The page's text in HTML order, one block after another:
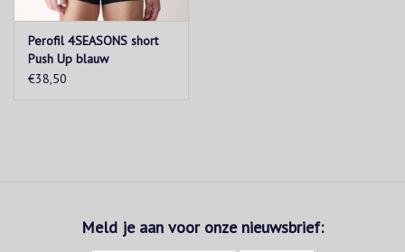
Perofil 4SEASONS short
Push Up blauw
€38,50
Meld je aan voor onze nieuwsbrief: